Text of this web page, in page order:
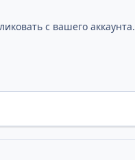
с вашего аккаунта.